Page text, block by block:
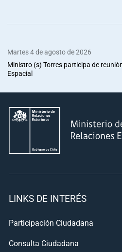
Martes 4 de agosto de 2026
Ministro (s) Torres participa de
Espacial
LINKS DE INTERÉS
Participación Ciudadana
Consulta Ciudadana